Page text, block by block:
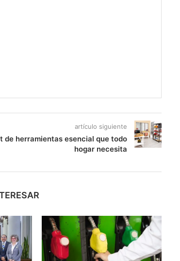
artículo siguiente
de herramientas esencial que todo
hogar necesita